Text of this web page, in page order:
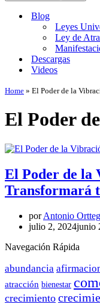
Blog
Leyes
Ley de
Descargas
Videos
Home » El Poder de la
El Poder
El Poder de la
Transformará
porAntonio
julio 2, 2024junio
Navegación Rápida
abundancia
atracción bienestar
crecimiento